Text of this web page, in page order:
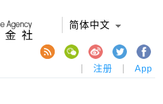
简体中文
注册 App